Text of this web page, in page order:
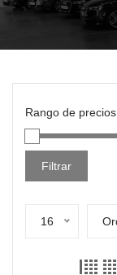
Rango de precios
Filtrar
16